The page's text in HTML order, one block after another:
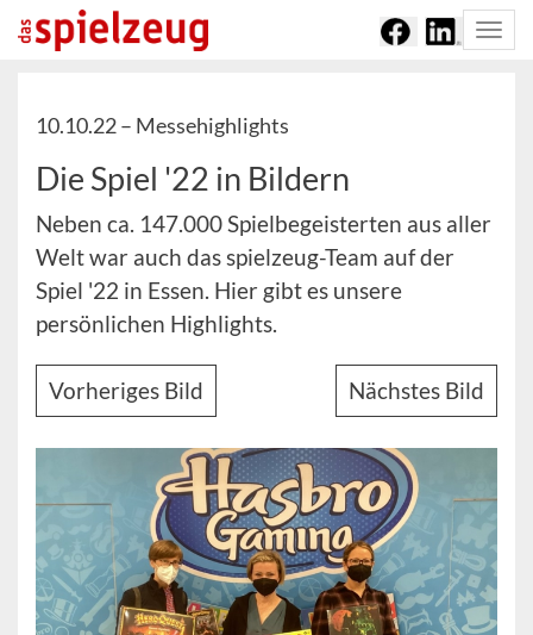
10.10.22 – Messehighlights
Die Spiel '22 in Bildern
Neben ca. 147.000 Spielbegeisterten aus aller
Welt war auch das spielzeug-Team auf der
Spiel '22 in Essen. Hier gibt es unsere
persönlichen Highlights.
Vorheriges Bild Nächstes Bild